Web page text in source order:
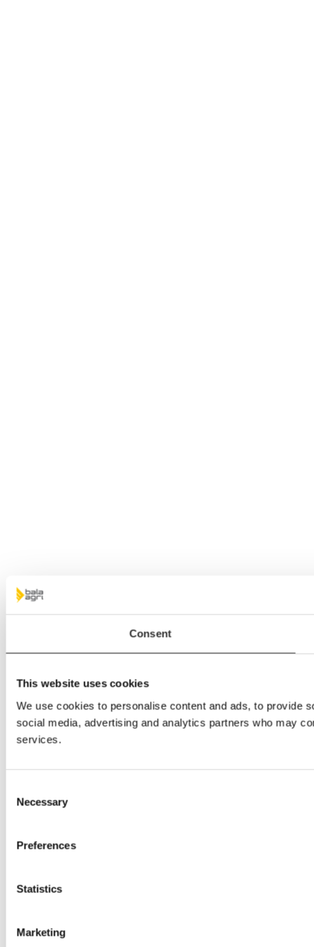
Consent
This website uses cookies
We use cookies to personalise content and ads, to provide
social media, advertising and analytics partners who may
services.
Selection
Necessary
Preferences
Statistics
Marketing